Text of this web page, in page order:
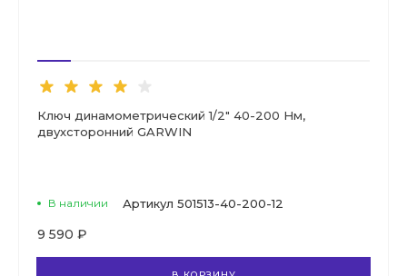
Ключ динамометрический 1/2" 40-200 Нм,
двухсторонний GARWIN
В наличии Артикул 501513-40-200-12
9 590 ₽